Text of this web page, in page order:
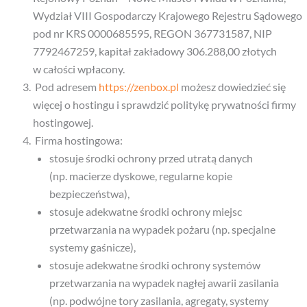
Wydział VIII Gospodarczy Krajowego Rejestru Sądowego
pod nr KRS 0000685595, REGON 367731587, NIP
7792467259, kapitał zakładowy 306.288,00 złotych
w całości wpłacony.
Pod adresem https://zenbox.pl możesz dowiedzieć się
więcej o hostingu i sprawdzić politykę prywatności firmy
hostingowej.
Firma hostingowa:
stosuje środki ochrony przed utratą danych
(np. macierze dyskowe, regularne kopie
bezpieczeństwa),
stosuje adekwatne środki ochrony miejsc
przetwarzania na wypadek pożaru (np. specjalne
systemy gaśnicze),
stosuje adekwatne środki ochrony systemów
przetwarzania na wypadek nagłej awarii zasilania
(np. podwójne tory zasilania, agregaty, systemy